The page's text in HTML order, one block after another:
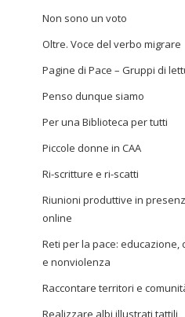
Non sono un voto
Oltre. Voce del verbo migrare
Pagine di Pace – Gruppi di
Penso dunque siamo
Per una Biblioteca per tutti
Piccole donne in CAA
Ri-scritture e ri-scatti
Riunioni produttive in
online
Reti per la pace: educazione,
e nonviolenza
Raccontare territori e
Realizzare albi illustrati tattili